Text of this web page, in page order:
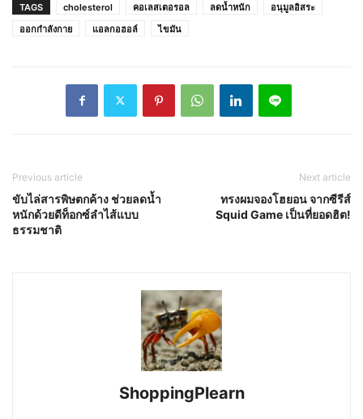
TAGS cholesterol คอเลสเตอรอล ลดน้ำหนัก
อนุมูลอิสระ
ออกกำลังกาย
แอลกอฮอล์ ไขมัน
Previous article
ขับไล่สารพิษตกค้าง ช่วยลดน้ำ
หนักด้วยดีท็อกซ์ลำไส้แบบ
ธรรมชาติ
Next article
ทรงผมจองโฮยอน จากซีรีส์
Squid Game เป็นที่ยอดฮิต!
ShoppingPlearn